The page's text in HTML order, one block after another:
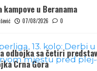
kampove u Beranama
07/08/2026 0
odbojka sa četiri
Crna Gora